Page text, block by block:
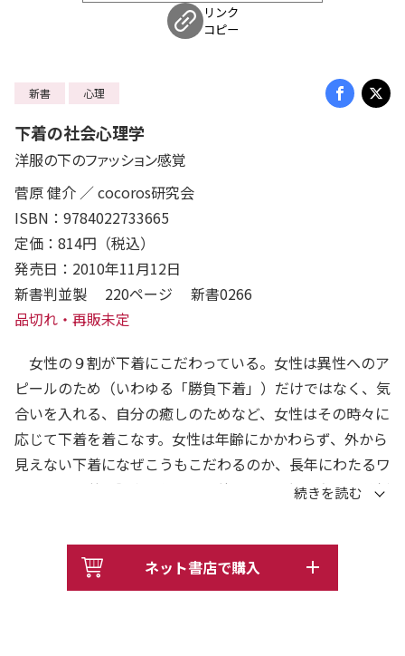
リンク
コピー
新書 心理
下着の社会心理学
洋服の下のファッション感覚
菅原 健介 ／ cocoros研究会
ISBN：9784022733665
定価：814円（税込）
発売日：2010年11月12日
新書判並製 220ページ 新書0266
品切れ・再販未定
女性の９割が下着にこだわっている。女性は異性へのア
ピールのため（いわゆる「勝負下着」）だけではなく、気
合いを入れる、自分の癒しのためなど、女性はその時々に
応じて下着を着こなす。女性は年齢にかかわらず、外から
見えない下着になぜこうもこだわるのか、長年にわたるワ
コールとの共同調査でわかった彼女たちの深層心理を分析
ネット書店で購入